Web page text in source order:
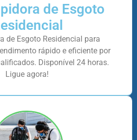
de Esgoto
de Esgoto Residencial para
rápido e eficiente por
Disponível 24 horas.
Ligue agora!